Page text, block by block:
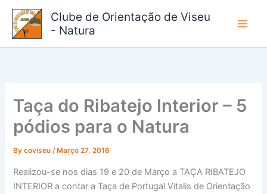
Skip
content
Clube de Orientação de Viseu
- Natura
Taça do Ribatejo Interior – 5
pódios para o Natura
Bycoviseu/ Março 27, 2016
Realizou-se nos dias 19 e 20 de Março a TAÇA RIBATEJO
INTERIOR a contar a Taça de Portugal Vitalis de Orientação